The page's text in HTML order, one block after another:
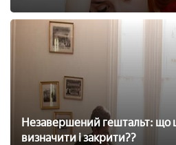
Незавершений гештальт: що
визначити і закрити??